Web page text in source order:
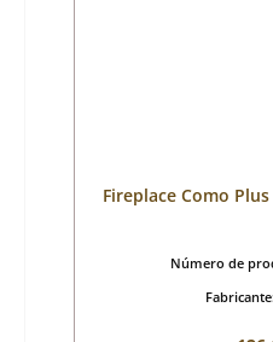
Fireplace Como
Número de